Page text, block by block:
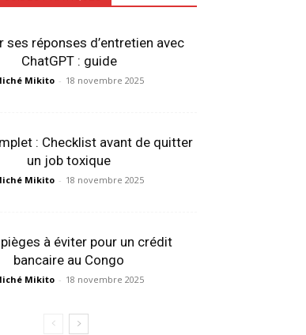
ses réponses d’entretien avec
ChatGPT : guide
Mikito - 18 novembre 2025
: Checklist avant de quitter
un job toxique
Mikito - 18 novembre 2025
à éviter pour un crédit
bancaire au Congo
Mikito - 18 novembre 2025